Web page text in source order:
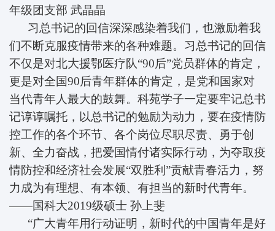
年级团支部 武晶晶
习总书记的回信深深感染着我们，也激励着我
们不断克服疫情带来的各种难题。习总书记的回信
不仅是对北大援鄂医疗队“90后”党员群体的肯定，
更是对全国90后青年群体的肯定，是党和国家对
当代青年人最大的鼓舞。科苑学子一定要牢记总书
记谆谆嘱托，以总书记的勉励为动力，要在疫情防
控工作的各个环节、各个岗位尽职尽责、勇于创
新、全力奋战，把爱国情付诸实际行动，为夺取疫
情防控和经济社会发展“双胜利”贡献青春活力，努
力成为有理想、有本领、有担当的新时代青年。
——国科大2019级硕士 孙上斐
“广大青年用行动证明，新时代的中国青年是好